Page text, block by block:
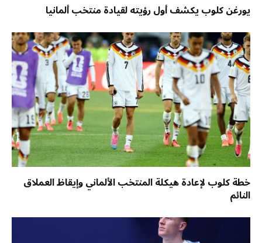
يورغن كلوب يكشف أول رؤيته لقيادة منتخب ألمانيا
خطة كلوب لإعادة هيكلة المنتخب الألماني وإيقاظ العملاق
النائم